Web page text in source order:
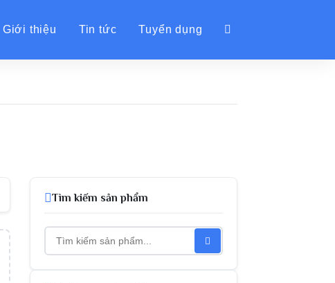
Giới thiệu Tin tức Tuyển dụng
Tìm kiếm sản phẩm